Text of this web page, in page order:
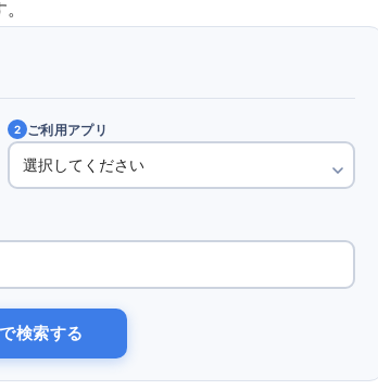
2 ご利用アプリ
検索する